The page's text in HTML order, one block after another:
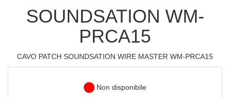
SOUNDSATION WM-
PRCA15
CAVO PATCH SOUNDSATION WIRE MASTER WM-PRCA15
Non disponibile